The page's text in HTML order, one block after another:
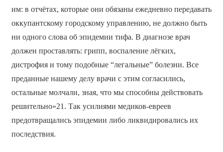
им: в отчётах, которые они обязаны ежедневно передавать
оккупантскому городскому управлению, не должно быть
ни одного слова об эпидемии тифа. В диагнозе врач
должен проставлять: грипп, воспаление лёгких,
дистрофия и тому подобные “легальные” болезни. Все
преданные нашему делу врачи с этим согласились,
остальные молчали, зная, что мы способны действовать
решительно»21. Так усилиями медиков-евреев
предотвращались эпидемии либо ликвидировались их
последствия.